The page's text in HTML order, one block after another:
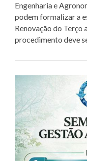
Engenharia e
podem formalizar a
Renovação do Terço
procedimento deve